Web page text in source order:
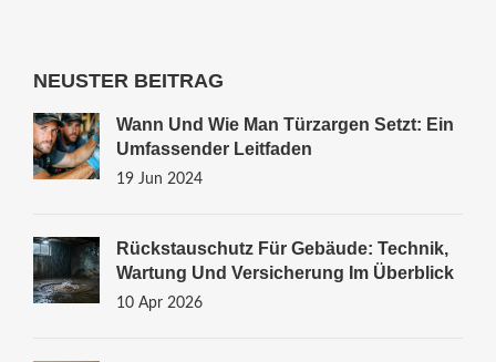
NEUSTER BEITRAG
Wann Und Wie Man Türzargen Setzt: Ein
Umfassender Leitfaden
19 Jun 2024
Rückstauschutz Für Gebäude: Technik,
Wartung Und Versicherung Im Überblick
10 Apr 2026